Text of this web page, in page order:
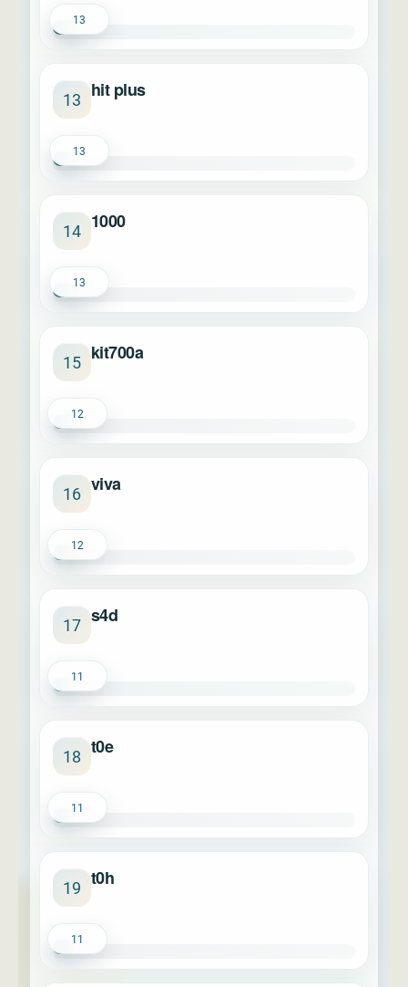
13
13 hit plus
13
14 1000
13
15 kit700a
12
16 viva
12
17 s4d
11
18 t0e
11
19 t0h
11